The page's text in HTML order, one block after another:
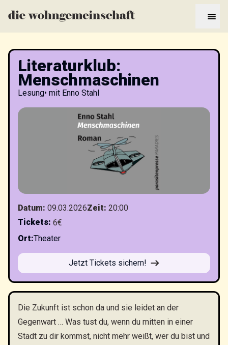
Literaturklub:
Menschmaschinen
Lesung• mit Enno Stahl
Datum: 09.03.2026Zeit: 20:00
Tickets: 6€
Ort:Theater
Jetzt Tickets sichern!
Die Zukunft ist schon da und sie leidet an der
Gegenwart … Was tust du, wenn du mitten in einer
Stadt zu dir kommst, nicht mehr weißt, wer du bist und